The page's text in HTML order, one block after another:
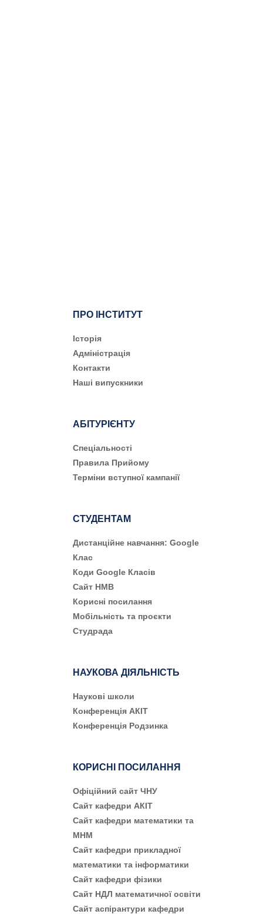
ПРО ІНСТИТУТ
Історія
Адміністрація
Контакти
Наші випускники
АБІТУРІЄНТУ
Cпеціальності
Правила Прийому
Терміни вступної кампанії
СТУДЕНТАМ
Дистанційне навчання: Google
Клас
Коди Google Класів
Сайт НМВ
Корисні посилання
Мобільність та проєкти
Студрада
НАУКОВА ДІЯЛЬНІСТЬ
Наукові школи
Конференція АКІТ
Конференція Родзинка
КОРИСНІ ПОСИЛАННЯ
Офіційний сайт ЧНУ
Сайт кафедри АКІТ
Сайт кафедри математики та
МНМ
Сайт кафедри прикладної
математики та інформатики
Сайт кафедри фізики
Сайт НДЛ математичної освіти
Сайт аспірантури кафедри